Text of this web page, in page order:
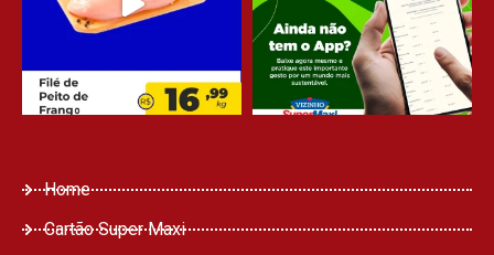
Home
Cartão Super Maxi